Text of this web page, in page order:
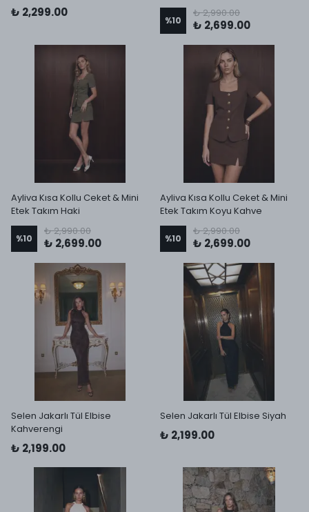
₺ 2,299.00
%10
₺ 2,990.00
₺ 2,699.00
Ayliva Kısa Kollu Ceket & Mini
Etek Takım Haki
%10
₺ 2,990.00
₺ 2,699.00
Ayliva Kısa Kollu Ceket & Mini
Etek Takım Koyu Kahve
%10
₺ 2,990.00
₺ 2,699.00
Selen Jakarlı Tül Elbise
Kahverengi
₺ 2,199.00
Selen Jakarlı Tül Elbise Siyah
₺ 2,199.00